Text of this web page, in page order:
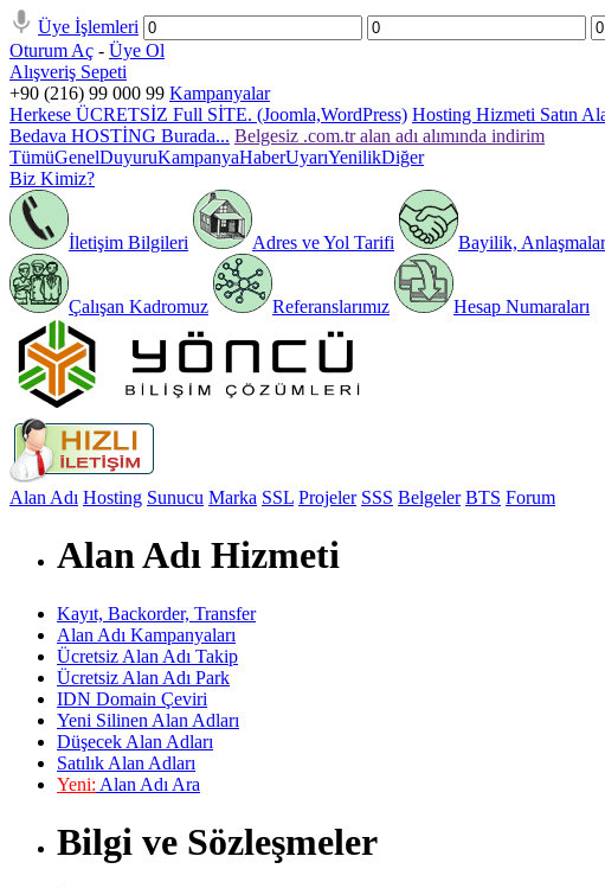
Üye İşlemleri
Oturum Aç - Üye Ol
Alışveriş Sepeti
+90 (216) 99 000 99 Kampanyalar
Herkese ÜCRETSİZ Full SİTE. (Joomla,WordPress) Hosting Hizmeti Satın
Bedava HOSTİNG Burada... Belgesiz .com.tr alan adı alımında indirim
TümüGenelDuyuruKampanyaHaberUyarıYenilikDiğer
Biz Kimiz?
İletişim Bilgileri Adres ve Yol Tarifi Bayilik, Anlaşmalar
Çalışan Kadromuz Referanslarımız Hesap Numaraları
Alan Adı Hosting Sunucu Marka SSL Projeler SSS Belgeler BTS Forum
Alan Adı Hizmeti
Kayıt, Backorder, Transfer
Alan Adı Kampanyaları
Ücretsiz Alan Adı Takip
Ücretsiz Alan Adı Park
IDN Domain Çeviri
Yeni Silinen Alan Adları
Düşecek Alan Adları
Satılık Alan Adları
Yeni: Alan Adı Ara
Bilgi ve Sözleşmeler